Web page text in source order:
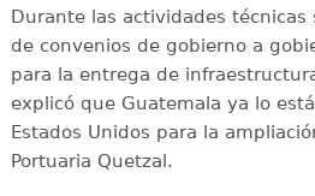
Durante las actividades técnicas
de convenios de gobierno a
para la entrega de
explicó que Guatemala ya lo
Estados Unidos para la
Portuaria Quetzal.